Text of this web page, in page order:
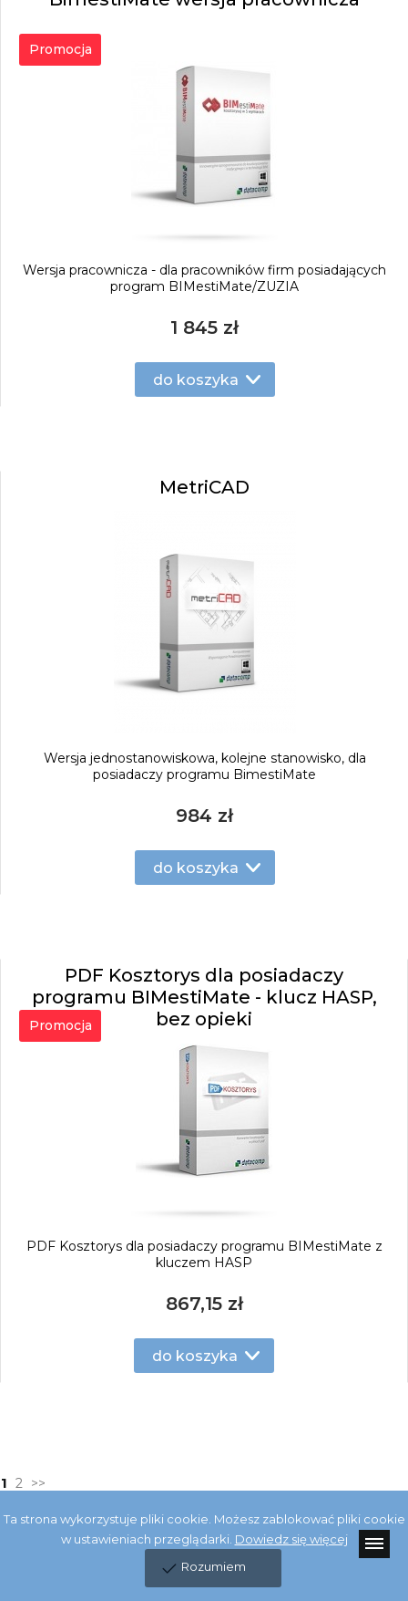
Promocja
Wersja pracownicza - dla pracowników firm posiadających
program BIMestiMate/ZUZIA
1 845 zł
do koszyka
MetriCAD
Wersja jednostanowiskowa, kolejne stanowisko, dla
posiadaczy programu BimestiMate
984 zł
do koszyka
PDF Kosztorys dla posiadaczy
programu BIMestiMate - klucz HASP,
bez opieki
Promocja
PDF Kosztorys dla posiadaczy programu BIMestiMate z
kluczem HASP
867,15 zł
do koszyka
1 2 >>
Ta strona wykorzystuje pliki cookie. Możesz zablokować pliki cookie
w ustawieniach przeglądarki. Dowiedz się więcej
Rozumiem